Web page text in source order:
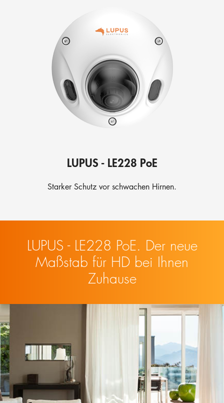
LUPUS - LE228 PoE
Starker Schutz vor schwachen Hirnen.
LUPUS - LE228 PoE. Der neue
Maßstab für HD bei Ihnen
Zuhause